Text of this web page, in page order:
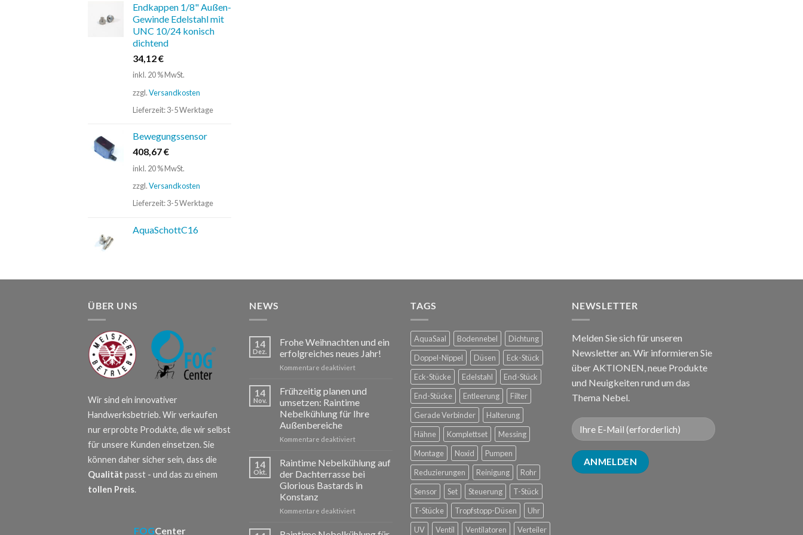
Endkappen 1/8" Außen-
Gewinde Edelstahl mit
UNC 10/24 konisch
dichtend
34,12€
inkl. 20 % MwSt.
zzgl.Versandkosten
Lieferzeit:3-5 Werktage
Bewegungssensor
408,67€
inkl. 20 % MwSt.
zzgl.Versandkosten
Lieferzeit:3-5 Werktage
AquaSchottC16
ÜBER UNS
Wir sind ein innovativer
Handwerksbetrieb. Wir verkaufen
nur erprobte Produkte, die wir selbst
für unsere Kunden einsetzen. Sie
können daher sicher sein, dass die
Qualität passt - und das zu einem
tollen Preis.
FOGCenter
NEWS
14
Dez.
Frohe Weihnachten und ein
erfolgreiches neues Jahr!
Kommentare deaktiviertfür
Weihnachten
ein
erfolgreiches
Jahr!
14
Nov.
Frühzeitig planen und
umsetzen: Raintime
Nebelkühlung für Ihre
Außenbereiche
Kommentare deaktiviertfür
planen
umsetzen:
Raintime
für
Außenbereiche
14
Okt.
Raintime Nebelkühlung auf
der Dachterrasse bei
Glorious Bastards in
Konstanz
Kommentare deaktiviertfür
Nebelkühlung
TAGS
AquaSaal Bodennebel
Dichtung
Doppel-Nippel
Düsen
Eck-Stück
Eck-Stücke
Edelstahl
End-Stück
End-Stücke
Entleerung
Filter
Gerade Verbinder
Halterung
Hähne
Komplettset
Messing
Montage
Noxid
Pumpen
Reduzierungen
Reinigung
Rohr
Sensor
Set Steuerung
T-Stück
T-Stücke
Tropfstopp-Düsen
Uhr
UV
Ventil Ventilatoren Verteiler
NEWSLETTER
Melden Sie sich für unseren
Newsletter an. Wir informieren Sie
über AKTIONEN, neue Produkte
und Neuigkeiten rund um das
Thema Nebel.